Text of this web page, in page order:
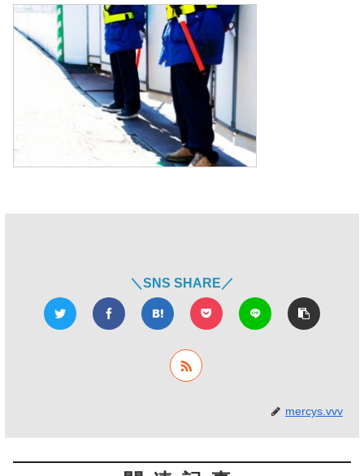
＼SNS SHARE／
mercys.vvv